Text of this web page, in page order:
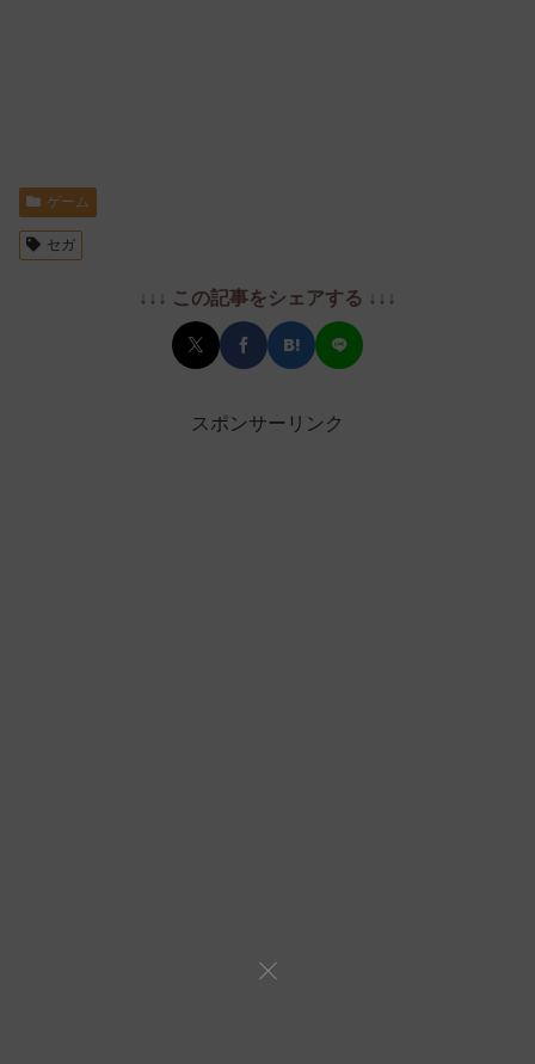
ゲーム
セガ
↓↓↓ この記事をシェアする ↓↓↓
スポンサーリンク